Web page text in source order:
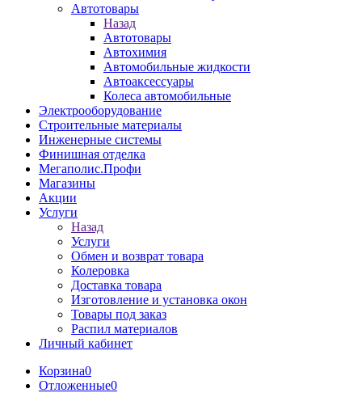
Автотовары
Назад
Автотовары
Автохимия
Автомобильные жидкости
Автоаксессуары
Колеса автомобильные
Электрооборудование
Строительные материалы
Инженерные системы
Финишная отделка
Мегаполис.Профи
Магазины
Акции
Услуги
Назад
Услуги
Обмен и возврат товара
Колеровка
Доставка товара
Изготовление и установка окон
Товары под заказ
Распил материалов
Личный кабинет
Корзина0
Отложенные0